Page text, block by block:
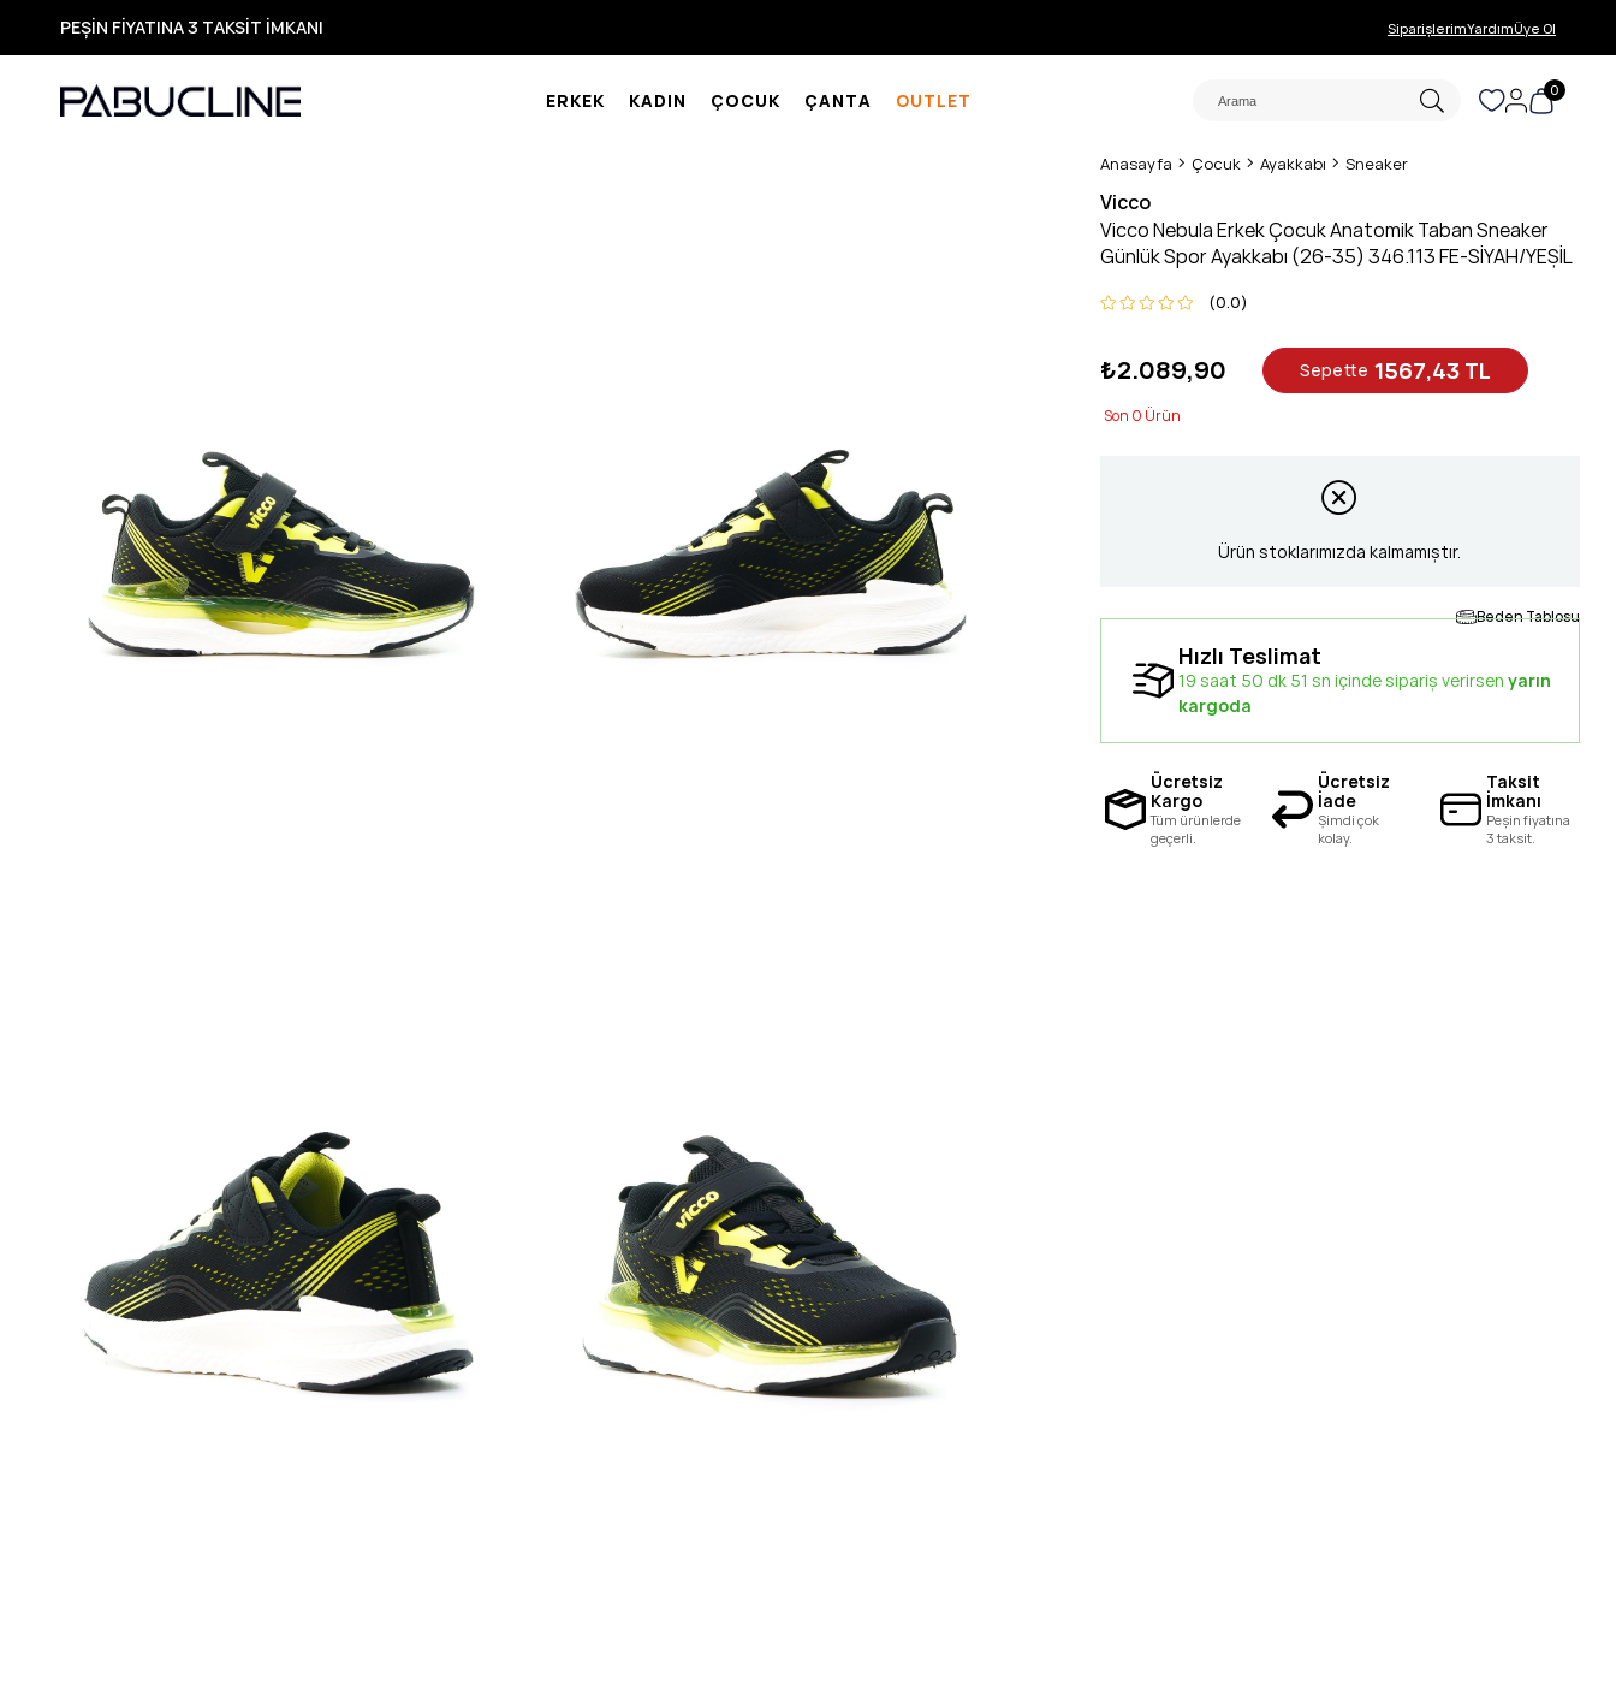
TÜM ÜRÜNLERDE ÜCRETSİZ KARGO
Yeni Sezon Ürünlerde Özel Fırsatlar
Seçili Ürünlerde Hızlı Teslimat
SiparişlerimYardımÜye Ol
ERKEK KADIN ÇOCUK ÇANTA OUTLET 0
Anasayfa Çocuk Ayakkabı Sneaker
Vicco
Vicco Nebula Erkek Çocuk Anatomik Taban Sneaker
Günlük Spor Ayakkabı (26-35) 346.113 FE-SİYAH/YEŞİL
0.0
₺2.089,90 Sepette 1567,43 TL
0
Ürün stoklarımızda kalmamıştır.
Beden Tablosu
Hızlı Teslimat
19 saat 50 dk 50 sn içinde sipariş verirsen
yarın kargoda
Ücretsiz
Kargo
Tüm ürünlerde
geçerli.
Ücretsiz
İade
Şimdi çok
kolay.
Taksit
İmkanı
Peşin fiyatına
3 taksit.